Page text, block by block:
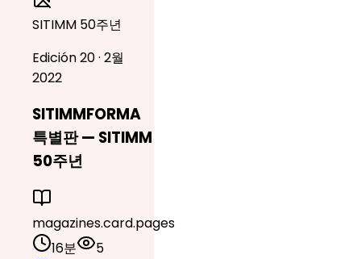
SITIMM 50주년
Edición 20 · 2월
2022
SITIMMFORMA
특별판 — SITIMM
50주년
magazines.card.pages
16분
5